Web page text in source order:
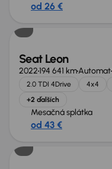
od 26 €
Nové v ponuke
Seat Leon
2022194 641 kmAutomat
2.0 TDI 4Drive 4x4
+2 ďalších
Mesačná splátka
od 43 €
Nové v ponuke